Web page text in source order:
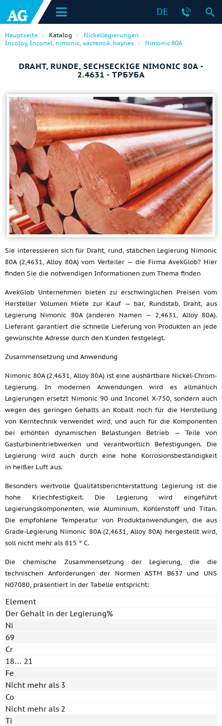
DE
Hauptseite Katalog
Nickellegierungen
Incoloy, Inconel, nimonic, хастелой, haynes
Nimonic 80A
DRAHT, RUNDE, SECHSECKIGE NIMONIC 80A -
2.4631 - ТРБУБА
Sie interessieren sich für Draht, rund, stäbchen Legierung Nimonic
80A (2,4631, Alloy 80A) vom Verteiler — die Firma AvekGlob? Hier
finden Sie die notwendigen Informationen zum Thema finden
AvekGlob Unternehmen bieten zu erschwinglichen Preisen vom
Hersteller Volumen Miete zur Kauf — bar, Rundstab, Draht, aus
Legierung Nimonic 80A (anderen Namen — 2,4631, Alloy 80A).
Lieferant garantiert die schnelle Lieferung von Produkten an jede
gewünschte Adresse durch den Kunden festgelegt.
Zusammensetzung und Anwendung
Nimonic 80A (2,4631, Alloy 80A) ist eine aushärtbare Nickel-Chrom-
Legierung. In modernen Anwendungen wird es allmählich
Legierungen ersetzt Nimonic 90 und Inconel X-750, sondern auch
wegen des geringen Gehalts an Kobalt noch für die Herstellung
von Kerntechnik verwendet wird, und auch für die Komponenten
bei erhöhten dynamischen Belastungen Betrieb — Teile von
Gasturbinentriebwerken und verantwortlich Befestigungen. Die
Legierung wird auch durch eine hohe Korrosionsbeständigkeit
in heißer Luft aus.
Besonders wertvolle Qualitätsberichterstattung Legierung ist die
hohe Kriechfestigkeit. Die Legierung wird eingeführt
Legierungskomponenten, wie Aluminium, Kohlenstoff und Titan.
Die empfohlene Temperatur von Produktanwendungen, die aus
Grade-Legierung Nimonic 80A (2,4631, Alloy 80A) hergestellt wird,
soll nicht mehr als 815 ° C.
Die chemische Zusammensetzung der Legierung, die die
technischen Anforderungen der Normen ASTM B637 und UNS
N07080, präsentiert in der Tabelle entspricht:
Element
Der Gehalt in der Legierung%
Ni
69
Cr
18… 21
Fe
Nicht mehr als 3
Co
Nicht mehr als 2
Ti